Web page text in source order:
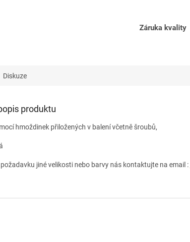
Záruka kvality
Diskuze
produktu
hmoždinek přiložených v balení včetně šroubů,
jiné velikosti nebo barvy nás kontaktujte na email :